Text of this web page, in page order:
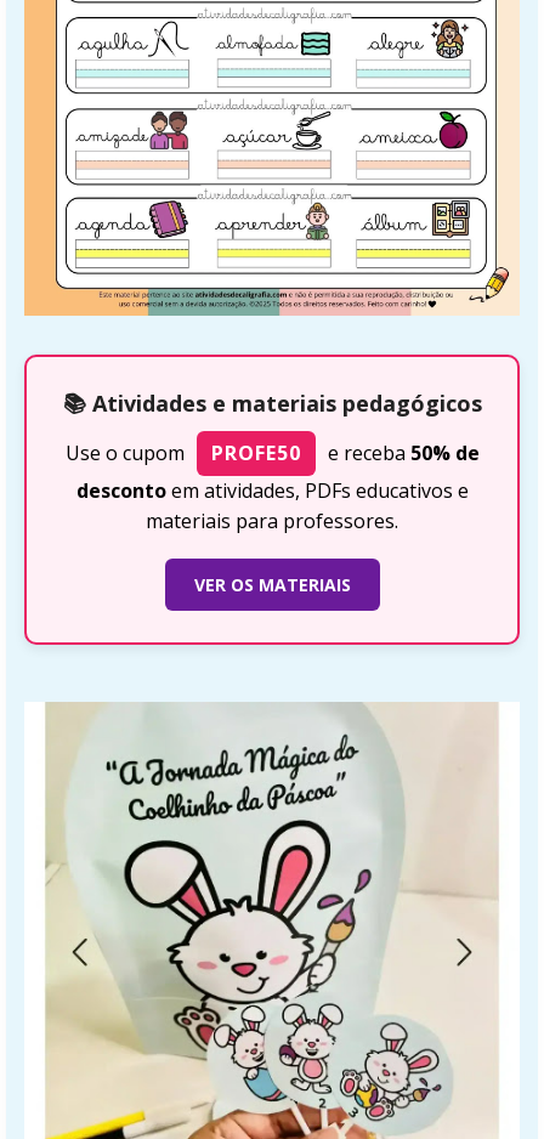
📚 Atividades e materiais pedagógicos
Use o cupom PROFE50 e receba 50% de
descontoem atividades, PDFs educativos e
materiais para professores.
VER OS MATERIAIS